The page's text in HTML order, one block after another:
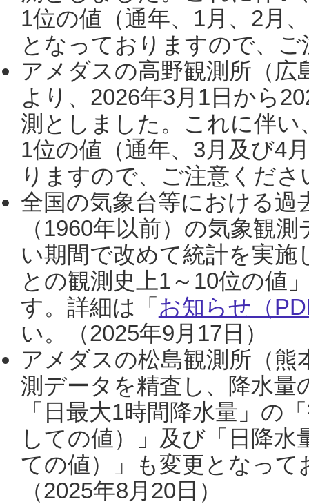
1位の値（通年、1月、2月
となっておりますので、
アメダスの高野観測所（
より、2026年3月1日から
測としました。これに伴い
1位の値（通年、3月及び4
りますので、ご注意くだ
全国の気象台等における過
（1960年以前）の気象観
い期間で改めて統計を実
との観測史上1～10位の値
す。詳細は「 お知らせ（
い。（2025年9月17日）
アメダスの松島観測所（熊
測データを精査し、降水
「日最大1時間降水量」の
しての値）」及び「日降
ての値）」も変更となっ
（2025年8月20日）